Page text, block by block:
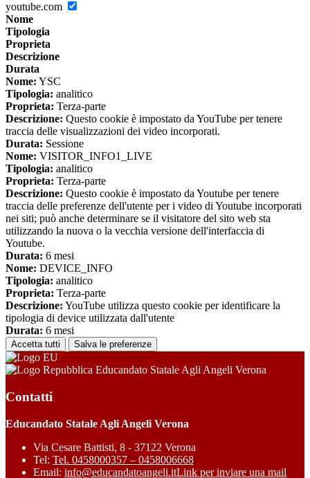
youtube.com
Nome
Tipologia
Proprieta
Descrizione
Durata
Nome: YSC
Tipologia: analitico
Proprieta: Terza-parte
Descrizione: Questo cookie è impostato da YouTube per tenere
traccia delle visualizzazioni dei video incorporati.
Durata: Sessione
Nome: VISITOR_INFO1_LIVE
Tipologia: analitico
Proprieta: Terza-parte
Descrizione: Questo cookie è impostato da Youtube per tenere
traccia delle preferenze dell'utente per i video di Youtube incorporati
nei siti; può anche determinare se il visitatore del sito web sta
utilizzando la nuova o la vecchia versione dell'interfaccia di
Youtube.
Durata: 6 mesi
Nome: DEVICE_INFO
Tipologia: analitico
Proprieta: Terza-parte
Descrizione: YouTube utilizza questo cookie per identificare la
tipologia di device utilizzata dall'utente
Durata: 6 mesi
Accetta tutti Salva le preferenze
Educandato Statale Agli Angeli Verona
Contatti
Educandato Statale Agli Angeli Verona
Via Cesare Battisti, 8 - 37122 Verona
Tel: Tel. 0458000357 – 0458006668
Email: info@educandatoangeli.itLink per inviare una mail